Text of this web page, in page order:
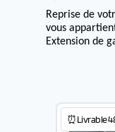
Reprise de
vous
Extension de
⏰Livrable